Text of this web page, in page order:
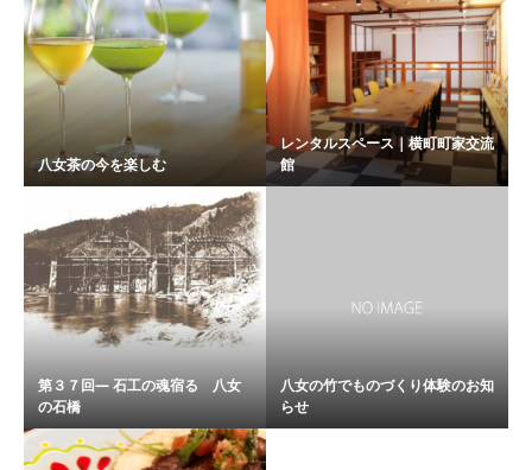
八女茶の今を楽しむ
レンタルスペース｜横町町家交流
館
第３７回― 石工の魂宿る 八女
の石橋
八女の竹でものづくり体験のお知
らせ